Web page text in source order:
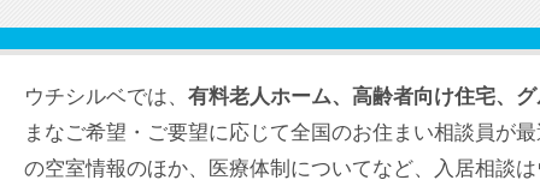
ウチシルベでは、 有料老人ホーム、高齢者向け住宅、
まなご希望・ご要望に応じて全国のお住まい相談員が
の空室情報のほか、医療体制についてなど、入居相談